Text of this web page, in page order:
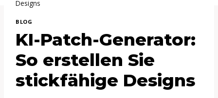
Designs
BLOG
KI-Patch-Generator:
So erstellen Sie
stickfähige Designs